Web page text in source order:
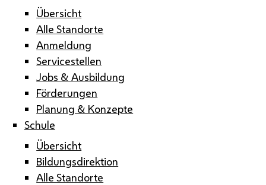
Übersicht
Alle Standorte
Anmeldung
Servicestellen
Jobs & Ausbildung
Förderungen
Planung & Konzepte
Schule
Übersicht
Bildungsdirektion
Alle Standorte